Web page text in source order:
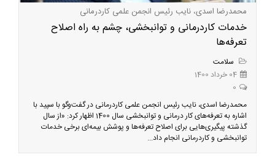
محمدرضا اسدی، نایب رئیس انجمن علمی کاردرمانی
خدمات کاردرمانی و توانبخشی، چشم به راه اصلاح
تعرفه‌ها
سلامت
04 خرداد 1400
0
محمدرضا اسدی، نایب رئیس انجمن علمی کاردرمانی در گفت‌وگو با سپید با
اشاره به تعرفه‌های کار درمانی و توانبخشی سال 1400 اظهار کرد: «از سال
گذشته پیگیری‌هایی برای اصلاح تعرفه‌ها و پوشش بیمه‌ای برخی خدمات
توانبخشی و کاردرمانی انجام داد...